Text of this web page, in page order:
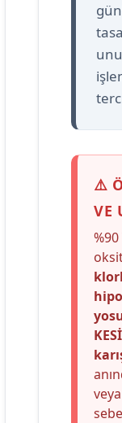
⚠️
VE